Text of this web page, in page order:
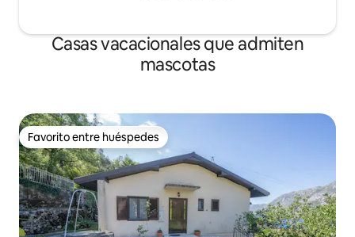
Casas vacacionales que admiten
mascotas
Favorito entre huéspedes
Favorito entre huéspedes